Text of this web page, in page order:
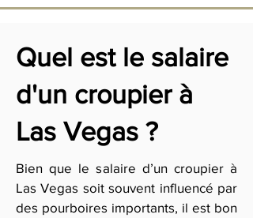
Quel est le salaire
d'un croupier à
Las Vegas ?
Bien que le salaire d’un croupier à
Las Vegas soit souvent influencé par
des pourboires importants, il est bon